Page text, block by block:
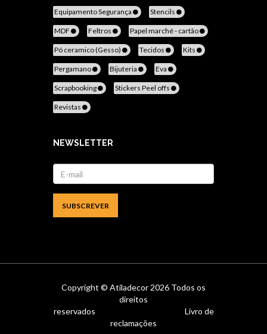
Equipamento Segurança Stencils
MDF Feltros Papel marché - cartão
Pó ceramico (Gesso) Tecidos Kits
Pergamano Bijuteria Eva
Scrapbooking Stickers Peel offs
Revistas
NEWSLETTER
Copyright © Atiladecor 2026 Todos os
direitos
reservados
Livro de
reclamações